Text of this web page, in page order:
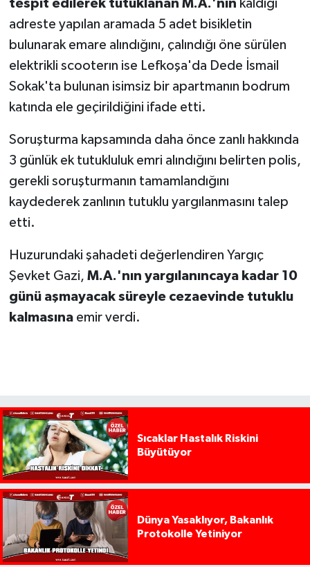
tespit edilerek tutuklanan M.A.'nın kaldığı
adreste yapılan aramada 5 adet bisikletin
bulunarak emare alındığını, çalındığı öne sürülen
elektrikli scooterın ise Lefkoşa'da Dede İsmail
Sokak'ta bulunan isimsiz bir apartmanın bodrum
katında ele geçirildiğini ifade etti.
Soruşturma kapsamında daha önce zanlı hakkında
3 günlük ek tutukluluk emri alındığını belirten polis,
gerekli soruşturmanın tamamlandığını
kaydederek zanlının tutuklu yargılanmasını talep
etti.
Huzurundaki şahadeti değerlendiren Yargıç
Şevket Gazi, M.A.'nın yargılanıncaya kadar 10
günü aşmayacak süreyle cezaevinde tutuklu
kalmasınaemir verdi.
Sıcaklar Hastalık Riskini
Büyütüyor
Dünya Yasaklıyor, Bakanlık
Protokolle Yetiniyor